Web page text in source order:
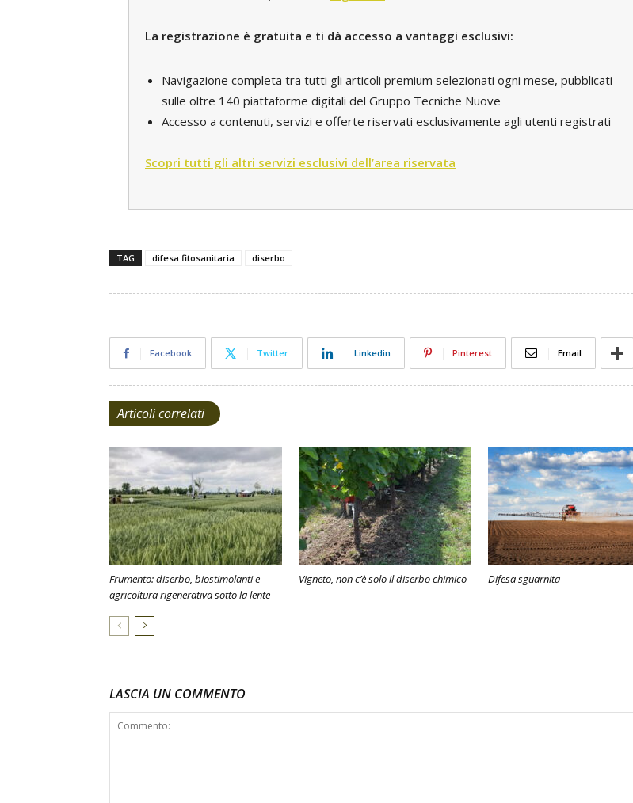
La registrazione è gratuita e ti dà accesso a vantaggi esclusivi:
Navigazione completa tra tutti gli articoli premium selezionati ogni mese, pubblicati
sulle oltre 140 piattaforme digitali del Gruppo Tecniche Nuove
Accesso a contenuti, servizi e offerte riservati esclusivamente agli utenti registrati
Scopri tutti gli altri servizi esclusivi dell’area riservata
TAG difesa fitosanitaria diserbo
Facebook Twitter Linkedin Pinterest Email
Articoli correlati
Frumento: diserbo, biostimolanti e
agricoltura rigenerativa sotto la lente
Vigneto, non c’è solo il diserbo chimico Difesa sguarnita
LASCIA UN COMMENTO